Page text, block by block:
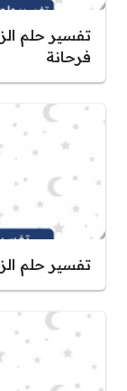
تفسير حلم
فرحانة
تفسير حلم